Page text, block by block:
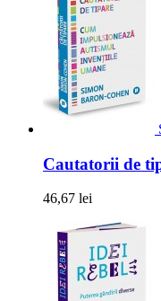
Cautatorii de
46,67 lei